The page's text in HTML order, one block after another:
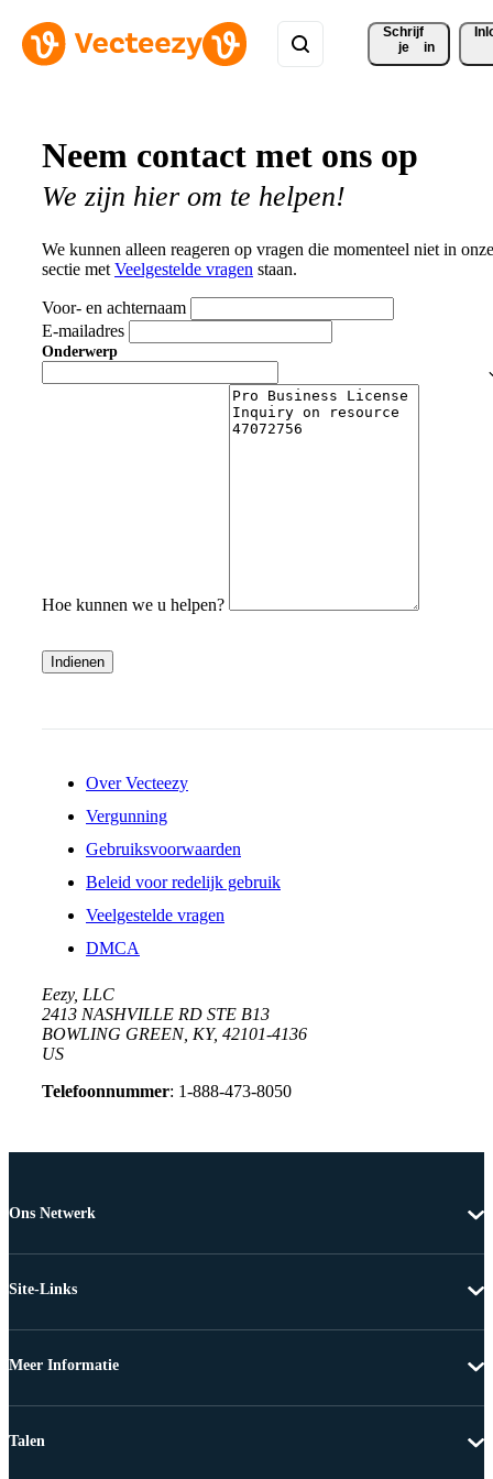
Schrijf
je
in
Neem contact met ons op
We zijn hier om te helpen!
We kunnen alleen reageren op vragen die momenteel niet in onze
sectie metVeelgestelde vragen staan.
Voor- en achternaam
E-mailadres
Onderwerp
Hoe kunnen we u helpen?
Indienen
Over Vecteezy
Vergunning
Gebruiksvoorwaarden
Beleid voor redelijk gebruik
Veelgestelde vragen
DMCA
Eezy, LLC
2413 NASHVILLE RD STE B13
BOWLING GREEN, KY, 42101-4136
US
Telefoonnummer: 1-888-473-8050
Ons Netwerk
Site-Links
Meer Informatie
Talen